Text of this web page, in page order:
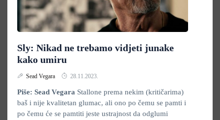
Sly: Nikad ne trebamo vidjeti junake
kako umiru
Sead Vegara 28.11.2023.
Piše: Sead Vegara Stallone prema nekim (kritičarima)
baš i nije kvalitetan glumac, ali ono po čemu se pamti i
po čemu će se pamtiti jeste ustrajnost da odglumi